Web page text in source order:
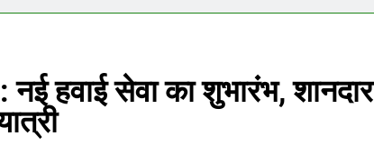
हवाई सेवा का शुभारंभ, शानदार